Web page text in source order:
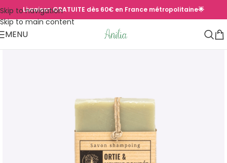
Skip to navigation
Skip to main content
Livraison GRATUITE dès 60€ en France métropolitaine🌟
MENU